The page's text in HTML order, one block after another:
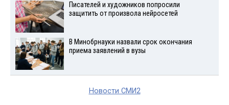
Писателей и художников попросили
защитить от произвола нейросетей
В Минобрнауки назвали срок окончания
приема заявлений в вузы
Новости СМИ2